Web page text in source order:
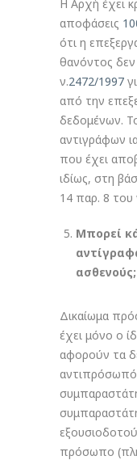
Η Αρχή έχει
αποφάσεις
ότι η
θανόντος δεν
ν.2472/1997
από την
δεδομένων.
αντιγράφων
που έχει
ιδίως, στη
14 παρ. 8 του
Μπορεί
ασθενούς;
Δικαίωμα
έχει μόνο ο
αφορούν τα
πρόσωπο